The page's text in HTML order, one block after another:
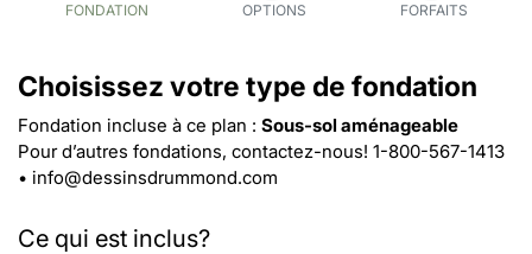
FONDATION OPTIONS FORFAITS
Choisissez votre type de fondation
Fondation incluse à ce plan : Sous-sol aménageable
Pour d’autres fondations, contactez-nous! 1-800-567-1413
• info@dessinsdrummond.com
Ce qui est inclus?